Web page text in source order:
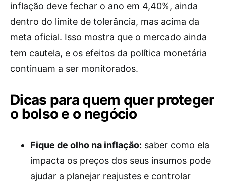
inflação deve fechar o ano em 4,40%, ainda
dentro do limite de tolerância, mas acima da
meta oficial. Isso mostra que o mercado ainda
tem cautela, e os efeitos da política monetária
continuam a ser monitorados.
Dicas para quem quer proteger
o bolso e o negócio
Fique de olho na inflação: saber como ela
impacta os preços dos seus insumos pode
ajudar a planejar reajustes e controlar